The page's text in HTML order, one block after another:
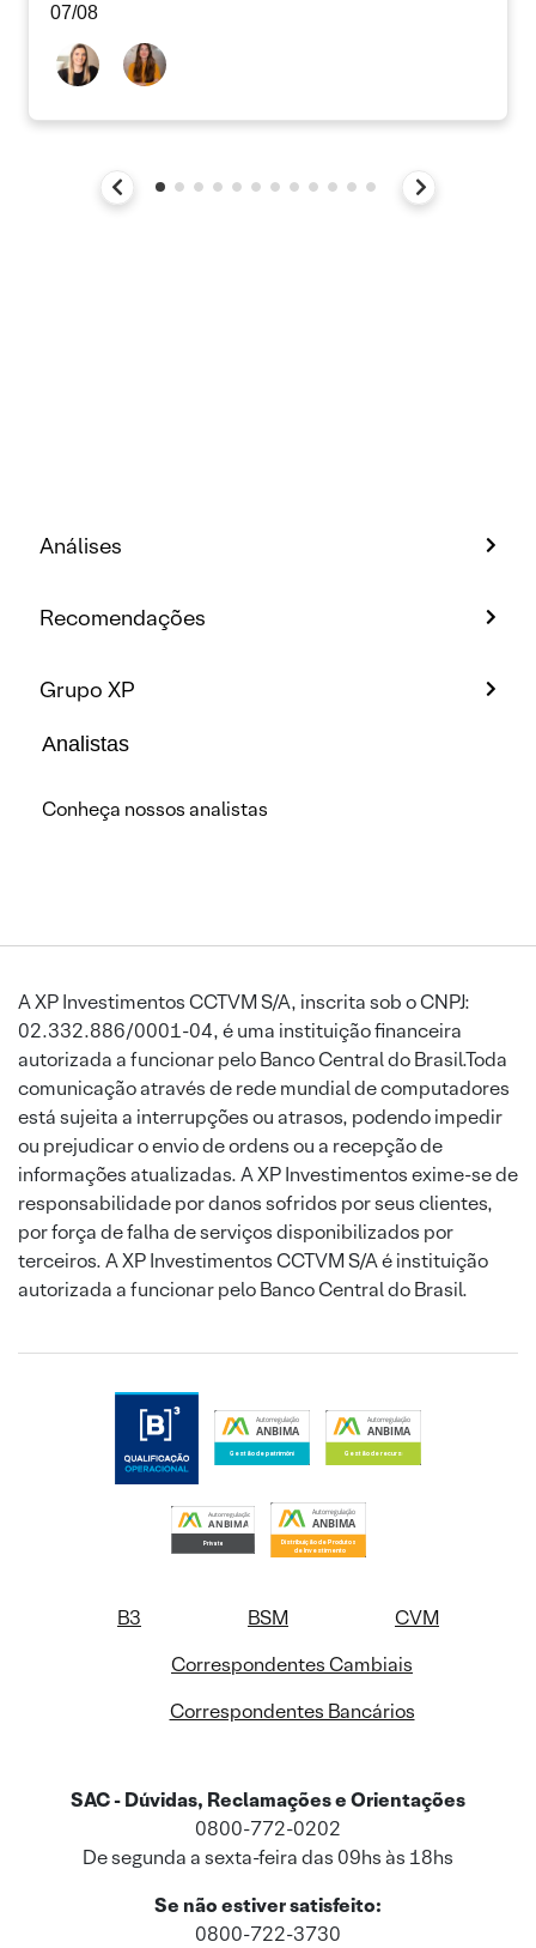
07/08
Análises
Recomendações
Grupo XP
Analistas
Conheça nossos analistas
A XP Investimentos CCTVM S/A, inscrita sob o CNPJ:
02.332.886/0001-04, é uma instituição financeira
autorizada a funcionar pelo Banco Central do Brasil.Toda
comunicação através de rede mundial de computadores
está sujeita a interrupções ou atrasos, podendo impedir
ou prejudicar o envio de ordens ou a recepção de
informações atualizadas. A XP Investimentos exime-se de
responsabilidade por danos sofridos por seus clientes,
por força de falha de serviços disponibilizados por
terceiros. A XP Investimentos CCTVM S/A é instituição
autorizada a funcionar pelo Banco Central do Brasil.
B3 BSM
CVM
Correspondentes Cambiais
Correspondentes Bancários
SAC - Dúvidas, Reclamações e Orientações
0800-772-0202
De segunda a sexta-feira das 09hs às 18hs
Se não estiver satisfeito:
0800-722-3730